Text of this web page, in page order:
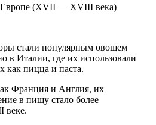
(XVII — XVIII века)
стали популярным овощем
в Италии, где их использовали
как пицца и паста.
Франция и Англия, их
в пищу стало более
веке.